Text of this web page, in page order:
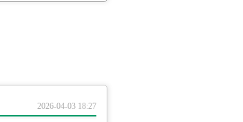
2026-04-03 18:27